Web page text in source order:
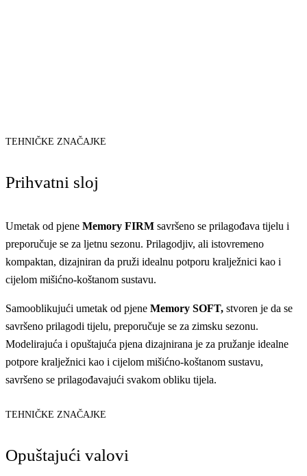
TEHNIČKE ZNAČAJKE
Prihvatni sloj
Umetak od pjene Memory FIRM savršeno se prilagođava tijelu i
preporučuje se za ljetnu sezonu. Prilagodjiv, ali istovremeno
kompaktan, dizajniran da pruži idealnu potporu kralježnici kao i
cijelom mišićno-koštanom sustavu.
Samooblikujući umetak od pjene Memory SOFT, stvoren je da se
savršeno prilagodi tijelu, preporučuje se za zimsku sezonu.
Modelirajuća i opuštajuća pjena dizajnirana je za pružanje idealne
potpore kralježnici kao i cijelom mišićno-koštanom sustavu,
savršeno se prilagođavajući svakom obliku tijela.
TEHNIČKE ZNAČAJKE
Opuštajući valovi